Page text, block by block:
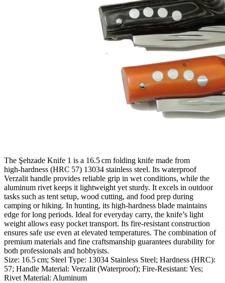
The Şehzade Knife 1 is a 16.5 cm folding knife made from
high‑hardness (HRC 57) 13034 stainless steel. Its waterproof
Verzalit handle provides reliable grip in wet conditions, while the
aluminum rivet keeps it lightweight yet sturdy. It excels in outdoor
tasks such as tent setup, wood cutting, and food prep during
camping or hiking. In hunting, its high‑hardness blade maintains
edge for long periods. Ideal for everyday carry, the knife’s light
weight allows easy pocket transport. Its fire‑resistant construction
ensures safe use even at elevated temperatures. The combination of
premium materials and fine craftsmanship guarantees durability for
both professionals and hobbyists.
Size: 16.5 cm; Steel Type: 13034 Stainless Steel; Hardness (HRC):
57; Handle Material: Verzalit (Waterproof); Fire‑Resistant: Yes;
Rivet Material: Aluminum